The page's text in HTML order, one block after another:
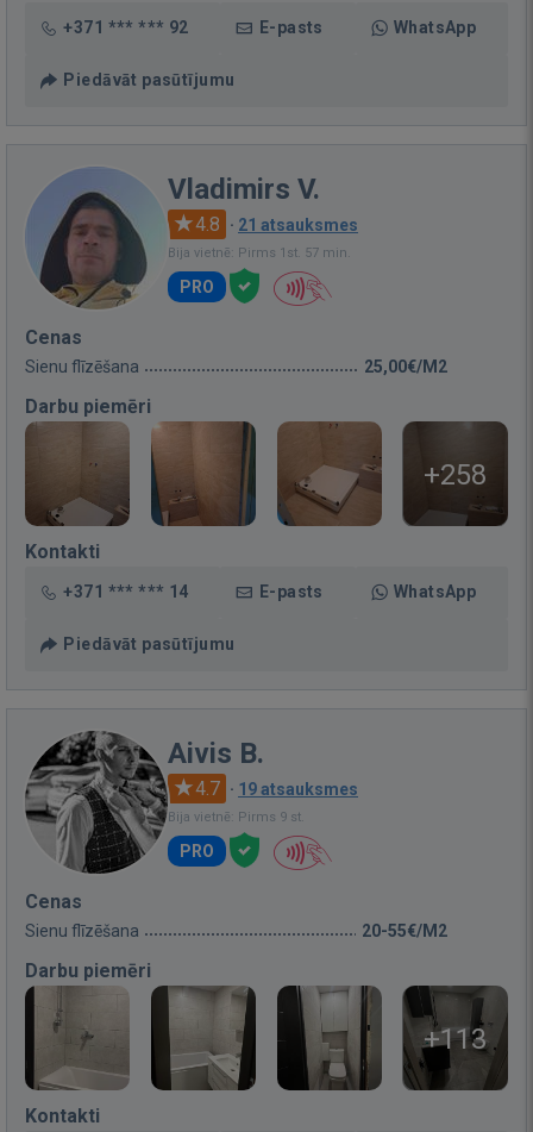
+371 *** *** 92 E-pasts WhatsApp
Piedāvāt pasūtījumu
Vladimirs V.
4.8 · 21 atsauksmes
Bija vietnē: Pirms 1st. 57 min.
PRO
Cenas
Sienu flīzēšana 25,00€/M2
Darbu piemēri
+258
Kontakti
+371 *** *** 14 E-pasts WhatsApp
Piedāvāt pasūtījumu
Aivis B.
4.7 · 19 atsauksmes
Bija vietnē: Pirms 9 st.
PRO
Cenas
Sienu flīzēšana 20-55€/M2
Darbu piemēri
+113
Kontakti